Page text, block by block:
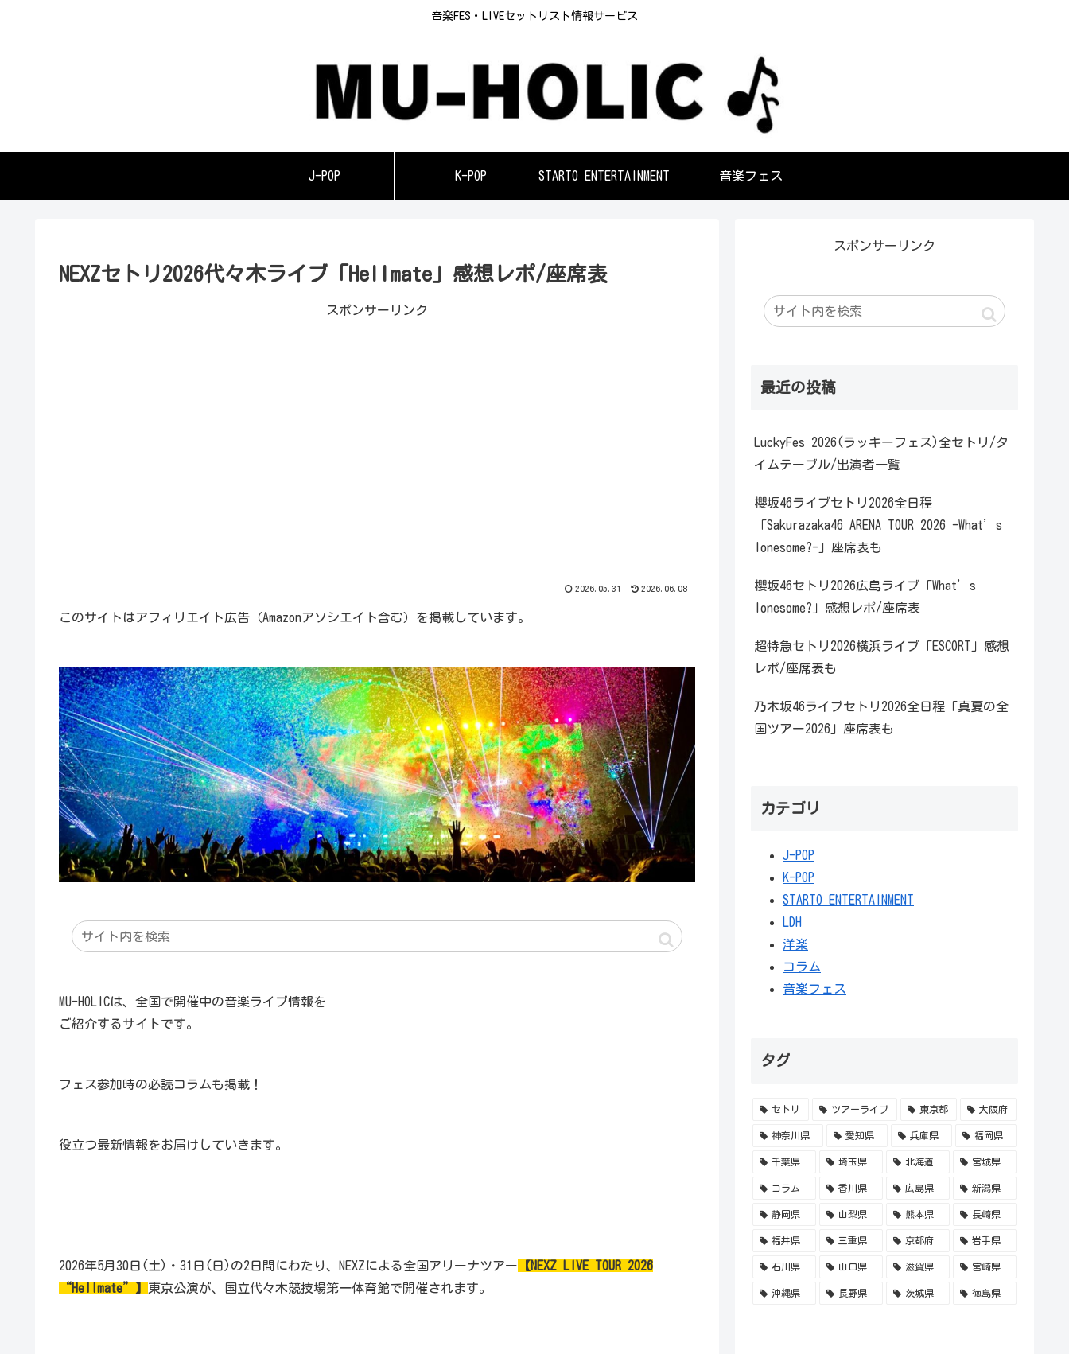
音楽FES・LIVEセットリスト情報サービス
J-POP K-POP STARTO ENTERTAINMENT 音楽フェス
NEXZセトリ2026代々木ライブ「Hellmate」感想レポ/座席表
スポンサーリンク
2026.05.31 2026.06.08
このサイトはアフィリエイト広告（Amazonアソシエイト含む）を掲載しています。
MU-HOLICは、全国で開催中の音楽ライブ情報を
ご紹介するサイトです。
フェス参加時の必読コラムも掲載！
役立つ最新情報をお届けしていきます。
2026年5月30日(土)・31日(日)の2日間にわたり、NEXZによる全国アリーナツアー 【NEXZ LIVE TOUR 2026
“Hellmate”】 東京公演が、国立代々木競技場第一体育館で開催されます。
スポンサーリンク
最近の投稿
LuckyFes 2026(ラッキーフェス)全セトリ/タ
イムテーブル/出演者一覧
櫻坂46ライブセトリ2026全日程
「Sakurazaka46 ARENA TOUR 2026 -What’s
lonesome?-」座席表も
櫻坂46セトリ2026広島ライブ「What’s
lonesome?」感想レポ/座席表
超特急セトリ2026横浜ライブ「ESCORT」感想
レポ/座席表も
乃木坂46ライブセトリ2026全日程「真夏の全
国ツアー2026」座席表も
カテゴリ
J-POP
K-POP
STARTO ENTERTAINMENT
LDH
洋楽
コラム
音楽フェス
タグ
セトリ ツアーライブ 東京都 大阪府
神奈川県 愛知県 兵庫県 福岡県
千葉県 埼玉県 北海道 宮城県
コラム 香川県 広島県 新潟県
静岡県 山梨県 熊本県 長崎県
福井県 三重県 京都府 岩手県
石川県 山口県 滋賀県 宮崎県
沖縄県 長野県 茨城県 徳島県